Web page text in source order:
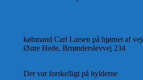
købmand Carl Larsen på hjørnet af
Østre Hede, Brrønderslevvej 234
Der var forskelligt på hylderne